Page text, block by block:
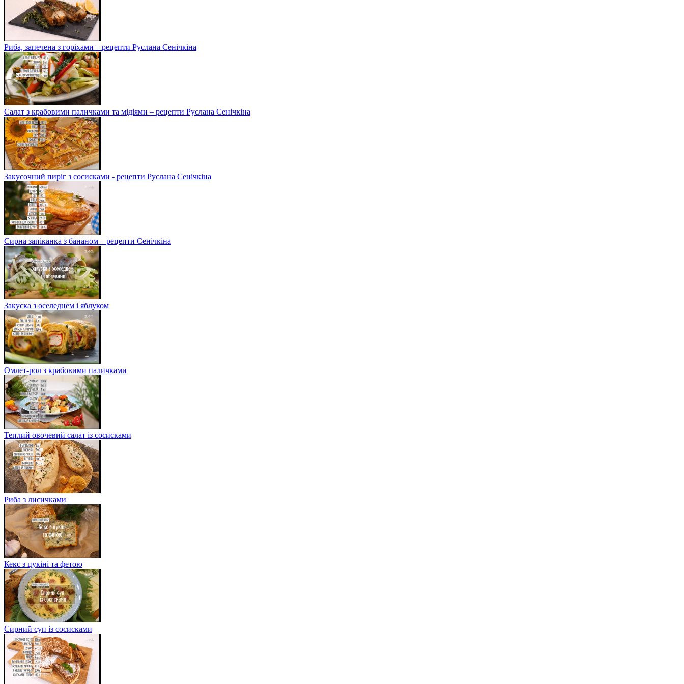
Риба, запечена з горіхами – рецепти Руслана Сенічкіна
Салат з крабовими паличками та мідіями – рецепти Руслана Сенічкіна
Закусочний пиріг з сосисками - рецепти Руслана Сенічкіна
Сирна запіканка з бананом – рецепти Сенічкіна
Закуска з оселедцем і яблуком
Омлет-рол з крабовими паличками
Теплий овочевий салат із сосисками
Риба з лисичками
Кекс з цукіні та фетою
Сирний суп із сосисками